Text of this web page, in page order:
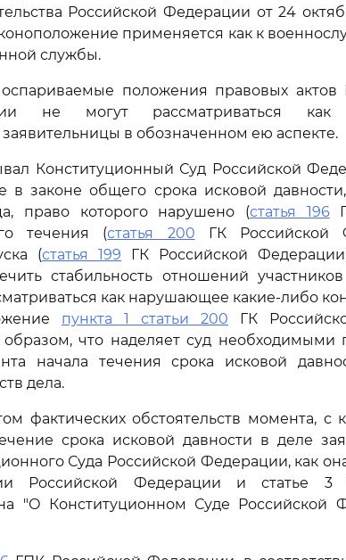
Российской Федерации от 24
применяется как к
службы.
положения правовых актов
не могут рассматриваться как
в обозначенном ею аспекте.
Конституционный Суд Российской
в законе общего срока исковой
право которого нарушено (статья 196
течения (статья 200 ГК Российской
(статья 199 ГК Российской
стабильность отношений
как нарушающее какие-либо
пункта 1 статьи 200 ГК
что наделяет суд необходимыми
начала течения срока исковой
дела.
фактических обстоятельств момента, с
срока исковой давности в деле
Суда Российской Федерации, как
Российской Федерации и статье 3
"О Конституционном Суде Российской